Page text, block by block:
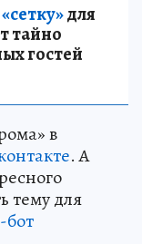
для
тайно
гостей
в
. А
тему для
бот